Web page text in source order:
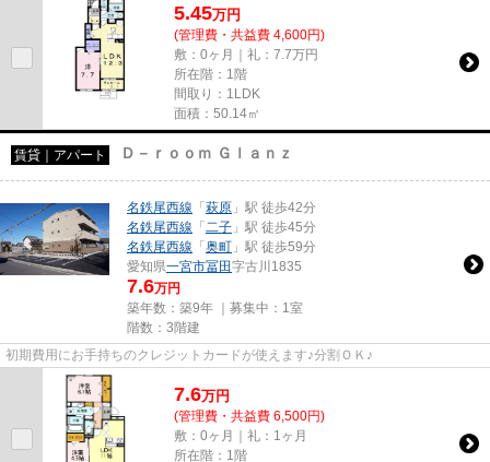
5.45万円
(管理費・共益費 4,600円)
敷：0ヶ月｜礼：7.7万円
所在階：1階
間取り：1LDK
面積：50.14㎡
賃貸｜アパート Ｄ－ｒｏｏｍ Ｇｌａｎｚ
名鉄尾西線 「 萩原 」駅 徒歩42分
名鉄尾西線 「 二子 」駅 徒歩45分
名鉄尾西線 「 奥町 」駅 徒歩59分
愛知県一宮市冨田字古川1835
7.6万円
築年数：築9年 ｜募集中： 1室
階数：3階建
初期費用にお手持ちのクレジットカードが使えます♪分割ＯＫ♪
7.6万円
(管理費・共益費 6,500円)
敷：0ヶ月｜礼：1ヶ月
所在階：1階